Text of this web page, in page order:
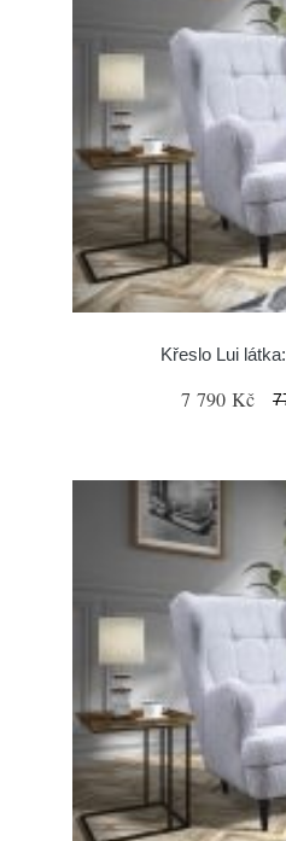
Křeslo Lui
7 790 Kč